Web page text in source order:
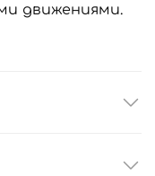
движениями.